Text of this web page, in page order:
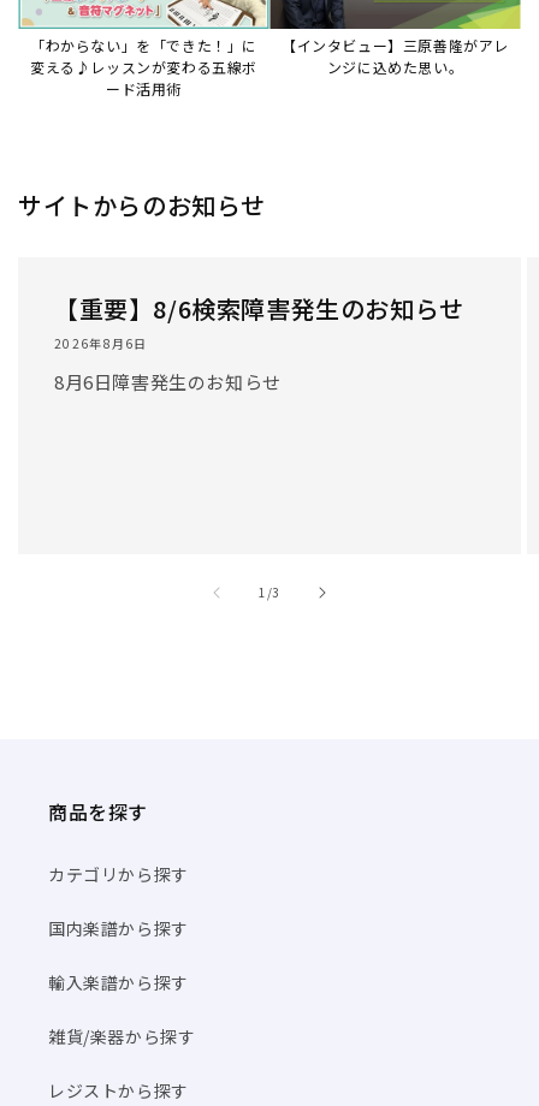
「わからない」を「できた！」に
変える♪レッスンが変わる五線ボ
ード活用術
【インタビュー】三原善隆がアレ
ンジに込めた思い。
サイトからのお知らせ
【重要】8/6検索障害発生のお知らせ
2026年8月6日
8月6日障害発生のお知らせ
1 //3
商品を探す
カテゴリから探す
国内楽譜から探す
輸入楽譜から探す
雑貨/楽器から探す
レジストから探す